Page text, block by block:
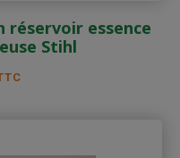
réservoir essence
Stihl